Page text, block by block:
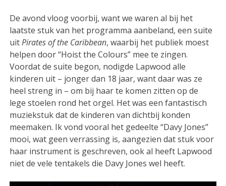
De avond vloog voorbij, want we waren al bij het
laatste stuk van het programma aanbeland, een suite
uitPirates of the Caribbean, waarbij het publiek moest
helpen door “Hoist the Colours” mee te zingen.
Voordat de suite begon, nodigde Lapwood alle
kinderen uit – jonger dan 18 jaar, want daar was ze
heel streng in – om bij haar te komen zitten op de
lege stoelen rond het orgel. Het was een fantastisch
muziekstuk dat de kinderen van dichtbij konden
meemaken. Ik vond vooral het gedeelte “Davy Jones”
mooi, wat geen verrassing is, aangezien dat stuk voor
haar instrument is geschreven, ook al heeft Lapwood
niet de vele tentakels die Davy Jones wel heeft.